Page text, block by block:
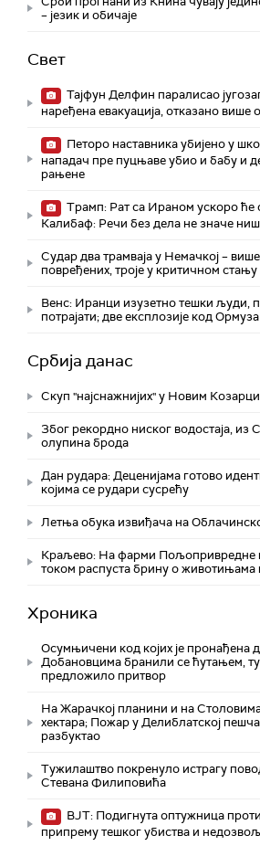
– језик и обичаје
Свет
Тајфун Делфин паралисао
наређена евакуација, отказано више
Петоро наставника убијено у
нападач пре пуцњаве убио и бабу и
рањене
Трамп: Рат са Ираном ускоро ће
Калибаф: Речи без дела не значе
Судар два трамваја у Немачкој –
повређених, троје у критичном стању
Венс: Иранци изузетно тешки људи,
потрајати; две експлозије код Ормуза
Србија данас
Скуп "најснажнијих" у Новим
Због рекордно ниског водостаја, из
олупина брода
Дан рудара: Деценијама готово
којима се рудари сусрећу
Летња обука извиђача на
Краљево: На фарми Пољопривредне
током распуста брину о животињама
Хроника
Осумњичени код којих је пронађена
Добановцима бранили се ћутањем,
предложило притвор
На Жарачкој планини и на
хектара; Пожар у Делиблатској
разбуктао
Тужилаштво покренуло истрагу
Стевана Филиповића
ВЈТ: Подигнута оптужница
припрему тешког убиства и